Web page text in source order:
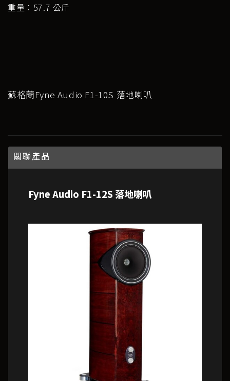
重量：57.7 公斤
蘇格蘭Fyne Audio F1-10S 落地喇叭
關聯產品
Fyne Audio F1-12S 落地喇叭